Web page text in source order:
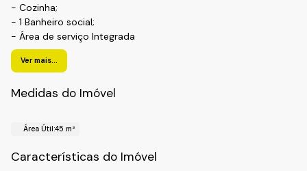
- Cozinha;
- 1 Banheiro social;
- Área de serviço Integrada
- Vaga de garagem.
!! Condomínio !!
- Salão de festas sem custo;
- Área pet
Bairro: Da Mina;
Ver mais...
Medidas do Imóvel
Área Útil:45 m²
Características do Imóvel